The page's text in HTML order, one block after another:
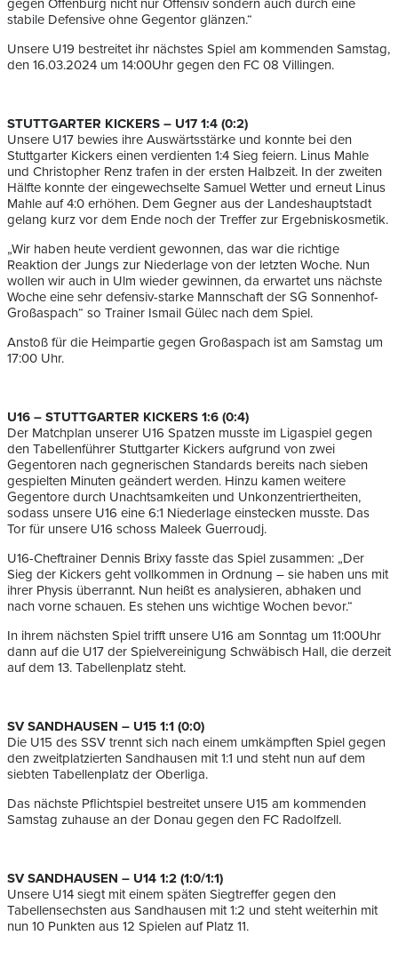
gegen Offenburg nicht nur Offensiv sondern auch durch eine
stabile Defensive ohne Gegentor glänzen.“
Unsere U19 bestreitet ihr nächstes Spiel am kommenden Samstag,
den 16.03.2024 um 14:00Uhr gegen den FC 08 Villingen.
STUTTGARTER KICKERS – U17 1:4 (0:2)
Unsere U17 bewies ihre Auswärtsstärke und konnte bei den
Stuttgarter Kickers einen verdienten 1:4 Sieg feiern. Linus Mahle
und Christopher Renz trafen in der ersten Halbzeit. In der zweiten
Hälfte konnte der eingewechselte Samuel Wetter und erneut Linus
Mahle auf 4:0 erhöhen. Dem Gegner aus der Landeshauptstadt
gelang kurz vor dem Ende noch der Treffer zur Ergebniskosmetik.
„Wir haben heute verdient gewonnen, das war die richtige
Reaktion der Jungs zur Niederlage von der letzten Woche. Nun
wollen wir auch in Ulm wieder gewinnen, da erwartet uns nächste
Woche eine sehr defensiv-starke Mannschaft der SG Sonnenhof-
Großaspach“ so Trainer Ismail Gülec nach dem Spiel.
Anstoß für die Heimpartie gegen Großaspach ist am Samstag um
17:00 Uhr.
U16 – STUTTGARTER KICKERS 1:6 (0:4)
Der Matchplan unserer U16 Spatzen musste im Ligaspiel gegen
den Tabellenführer Stuttgarter Kickers aufgrund von zwei
Gegentoren nach gegnerischen Standards bereits nach sieben
gespielten Minuten geändert werden. Hinzu kamen weitere
Gegentore durch Unachtsamkeiten und Unkonzentriertheiten,
sodass unsere U16 eine 6:1 Niederlage einstecken musste. Das
Tor für unsere U16 schoss Maleek Guerroudj.
U16-Cheftrainer Dennis Brixy fasste das Spiel zusammen: „Der
Sieg der Kickers geht vollkommen in Ordnung – sie haben uns mit
ihrer Physis überrannt. Nun heißt es analysieren, abhaken und
nach vorne schauen. Es stehen uns wichtige Wochen bevor.“
In ihrem nächsten Spiel trifft unsere U16 am Sonntag um 11:00Uhr
dann auf die U17 der Spielvereinigung Schwäbisch Hall, die derzeit
auf dem 13. Tabellenplatz steht.
SV SANDHAUSEN – U15 1:1 (0:0)
Die U15 des SSV trennt sich nach einem umkämpften Spiel gegen
den zweitplatzierten Sandhausen mit 1:1 und steht nun auf dem
siebten Tabellenplatz der Oberliga.
Das nächste Pflichtspiel bestreitet unsere U15 am kommenden
Samstag zuhause an der Donau gegen den FC Radolfzell.
SV SANDHAUSEN – U14 1:2 (1:0/1:1)
Unsere U14 siegt mit einem späten Siegtreffer gegen den
Tabellensechsten aus Sandhausen mit 1:2 und steht weiterhin mit
nun 10 Punkten aus 12 Spielen auf Platz 11.